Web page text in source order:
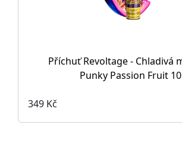
Příchuť Revoltage - Chladivá
Punky Passion Fruit
349 Kč